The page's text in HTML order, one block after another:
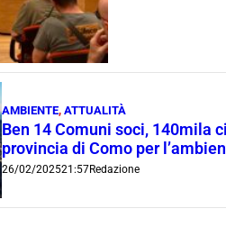
AMBIENTE, ATTUALITÀ
Ben 14 Comuni soci, 140mila
provincia di Como per
26/02/202521:57Redazione